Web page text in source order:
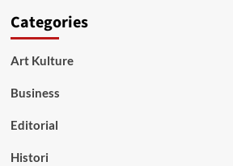
Categories
Art Kulture
Business
Editorial
Histori